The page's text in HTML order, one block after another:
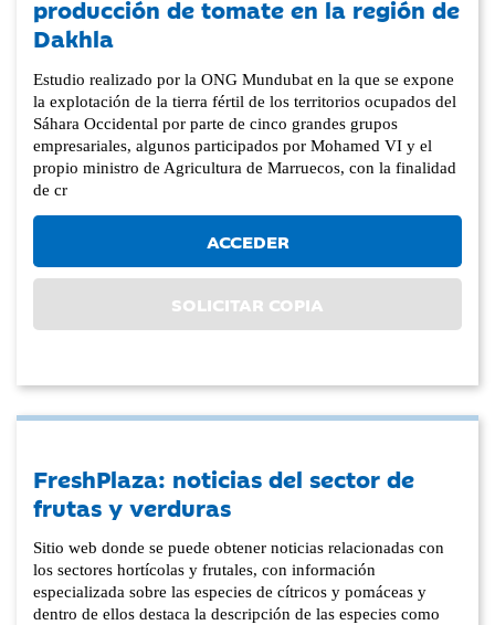
producción de tomate en la región de
Dakhla
Estudio realizado por la ONG Mundubat en la que se expone
la explotación de la tierra fértil de los territorios ocupados del
Sáhara Occidental por parte de cinco grandes grupos
empresariales, algunos participados por Mohamed VI y el
propio ministro de Agricultura de Marruecos, con la finalidad
de cr
ACCEDER
SOLICITAR COPIA
FreshPlaza: noticias del sector de
frutas y verduras
Sitio web donde se puede obtener noticias relacionadas con
los sectores hortícolas y frutales, con información
especializada sobre las especies de cítricos y pomáceas y
dentro de ellos destaca la descripción de las especies como